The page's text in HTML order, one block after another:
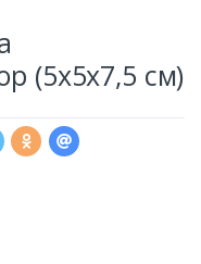
(5х5х7,5 см)